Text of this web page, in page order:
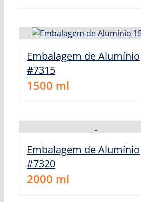
Embalagem de Alumínio
#7315
1500 ml
Embalagem de Alumínio
#7320
2000 ml